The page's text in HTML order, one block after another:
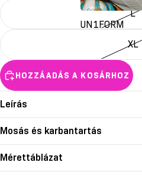
UN1FORM
L
XL
HOZZÁADÁS A KOSÁRHOZ
Leírás
Mosás és karbantartás
Mérettáblázat